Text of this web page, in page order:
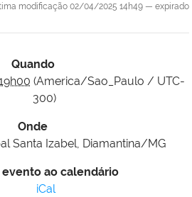
modificação 02/04/2025 14h49 — expirado
Quando
(America/Sao_Paulo / UTC-
300)
Onde
Santa Izabel, Diamantina/MG
ao calendário
iCal